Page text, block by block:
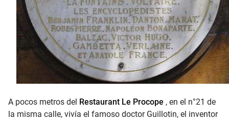
A pocos metros del Restaurant Le Procope , en el n°21 de
la misma calle, vivía el famoso doctor Guillotin, el inventor